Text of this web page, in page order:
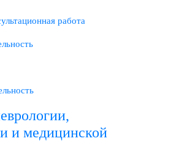
работа
и медицинской